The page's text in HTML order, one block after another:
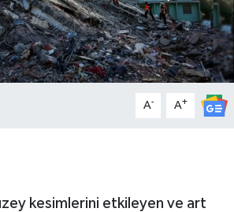
A- A+
kesimlerini etkileyen ve art